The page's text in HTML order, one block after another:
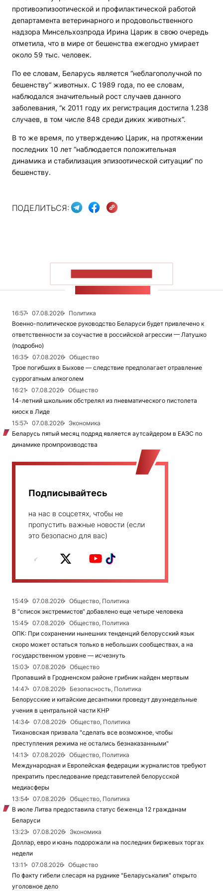
противоэпизоотической и профилактической работой
департамента ветеринарного и продовольственного
надзора Минсельхозпрода Ирина Царик в свою очередь
отметила, что в мире от бешенства ежегодно умирает
около 59 тыс. человек.
По ее словам, Беларусь является “неблагополучной по
бешенству“ животных. С 1989 года, по ее словам,
наблюдался значительный рост случаев данного
заболевания, “к 2011 году их регистрация достигла 1.238
случаев, в том числе 848 среди диких животных“.
В то же время, по утверждению Царик, на протяжении
последних 10 лет “наблюдается положительная
динамика и стабилизация эпизоотической ситуации“ по
бешенству.
ПОДЕЛИТЬСЯ:
16:57 07.08.2026
Политика
Военно-политическое руководство Беларуси будет привлечено к
ответственности за соучастие в российской агрессии — Латушко
(подробно)
16:35
07.08.2026
Общество
Трое погибших в Быхове — следствие предполагает отравление
суррогатным алкоголем
16:21
07.08.2026
Общество
14-летний школьник обстрелял из пневматического пистолета
киоск в Лиде
15:57
07.08.2026
Экономика
Беларусь пятый месяц подряд является аутсайдером в ЕАЭС по
динамике промпроизводства
Подписывайтесь
на нас в соцсетях, чтобы не
пропустить важные новости (если
это безопасно для вас)
15:49 07.08.2026
Общество, Политика
В “список экстремистов“ добавлено еще четыре человека
15:45
07.08.2026
Общество, Политика
ОПК: При сохранении нынешних тенденций белорусский язык
скоро может остаться только в небольших сообществах, а на
государственном уровне — исчезнуть
15:03
07.08.2026
Общество
Пропавший в Гродненском районе грибник найден мертвым
14:47
07.08.2026
Безопасность, Политика
Белорусские и китайские десантники проведут двухнедельные
учения в центральной части КНР
14:34
07.08.2026
Общество, Политика
Тихановская призвала "сделать все возможное, чтобы
преступления режима не остались безнаказанными"
14:13
07.08.2026
Общество, Политика
Международная и Европейская федерации журналистов требуют
прекратить преследование представителей белорусской
медиасферы
13:54
07.08.2026
Общество, Политика
В июле Литва предоставила статус беженца 12 гражданам
Беларуси
13:23
07.08.2026
Экономика
Доллар, евро и юань подорожали на последних биржевых торгах
недели
13:11
07.08.2026
Общество
По факту гибели слесаря на руднике "Беларуськалия" открыто
уголовное дело